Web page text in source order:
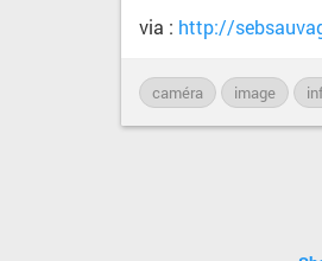
via : http://
caméra image